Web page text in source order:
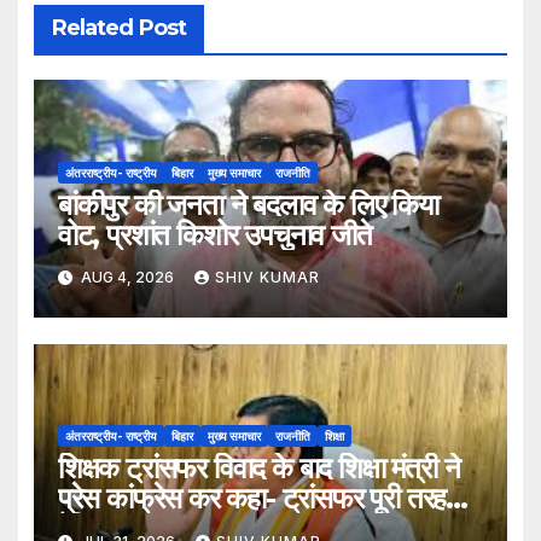
Related Post
अंतरराष्ट्रीय- राष्ट्रीय बिहार मुख्य समाचार राजनीति
बांकीपुर की जनता ने बदलाव के लिए किया
वोट, प्रशांत किशोर उपचुनाव जीते
AUG 4, 2026 SHIV KUMAR
अंतरराष्ट्रीय- राष्ट्रीय बिहार मुख्य समाचार राजनीति शिक्षा
शिक्षक ट्रांसफर विवाद के बाद शिक्षा मंत्री ने
प्रेस कांफ्रेस कर कहा- ट्रांसफर पूरी तरह
ऐच्छिक